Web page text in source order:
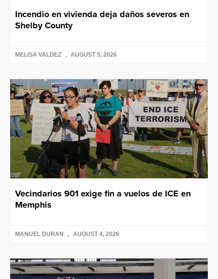
Incendio en vivienda deja daños severos en
Shelby County
MELISA VALDEZ AUGUST 5, 2026
Vecindarios 901 exige fin a vuelos de ICE en
Memphis
MANUEL DURAN AUGUST 4, 2026